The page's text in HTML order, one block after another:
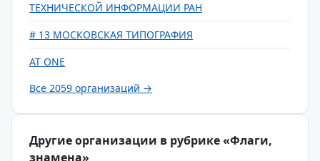
ТЕХНИЧЕСКОЙ ИНФОРМАЦИИ РАН
# 13 МОСКОВСКАЯ ТИПОГРАФИЯ
AT ONE
Все 2059 организаций →
Другие организации в рубрике «Флаги,
знамена»